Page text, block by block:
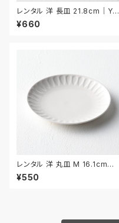
レンタル 洋 長皿 21.8cm｜YN
AA009
¥660
レンタル 洋 丸皿 M 16.1cm｜Y
MM015
¥550